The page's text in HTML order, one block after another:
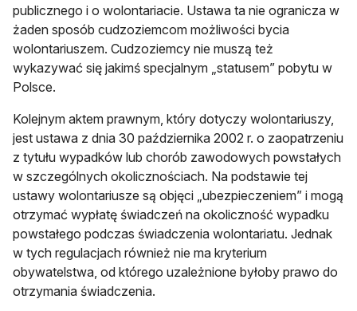
publicznego i o wolontariacie. Ustawa ta nie ogranicza w
żaden sposób cudzoziemcom możliwości bycia
wolontariuszem. Cudzoziemcy nie muszą też
wykazywać się jakimś specjalnym „statusem” pobytu w
Polsce.
Kolejnym aktem prawnym, który dotyczy wolontariuszy,
jest ustawa z dnia 30 października 2002 r. o zaopatrzeniu
z tytułu wypadków lub chorób zawodowych powstałych
w szczególnych okolicznościach. Na podstawie tej
ustawy wolontariusze są objęci „ubezpieczeniem” i mogą
otrzymać wypłatę świadczeń na okoliczność wypadku
powstałego podczas świadczenia wolontariatu. Jednak
w tych regulacjach również nie ma kryterium
obywatelstwa, od którego uzależnione byłoby prawo do
otrzymania świadczenia.